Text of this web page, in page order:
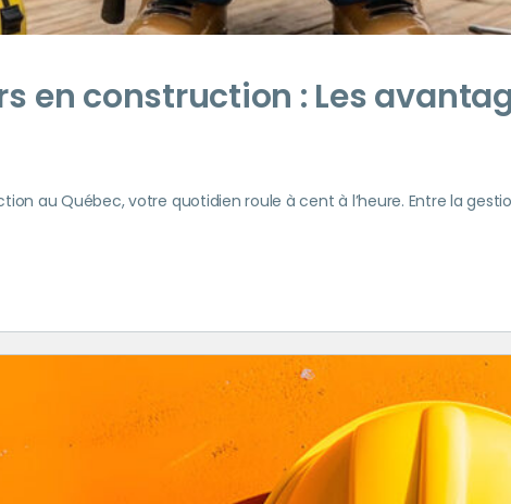
en construction : Les
au Québec, votre quotidien roule à cent à l’heure. Entre la